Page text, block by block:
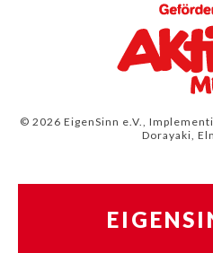
© 2026 EigenSinn e.V.,
Dorayaki,